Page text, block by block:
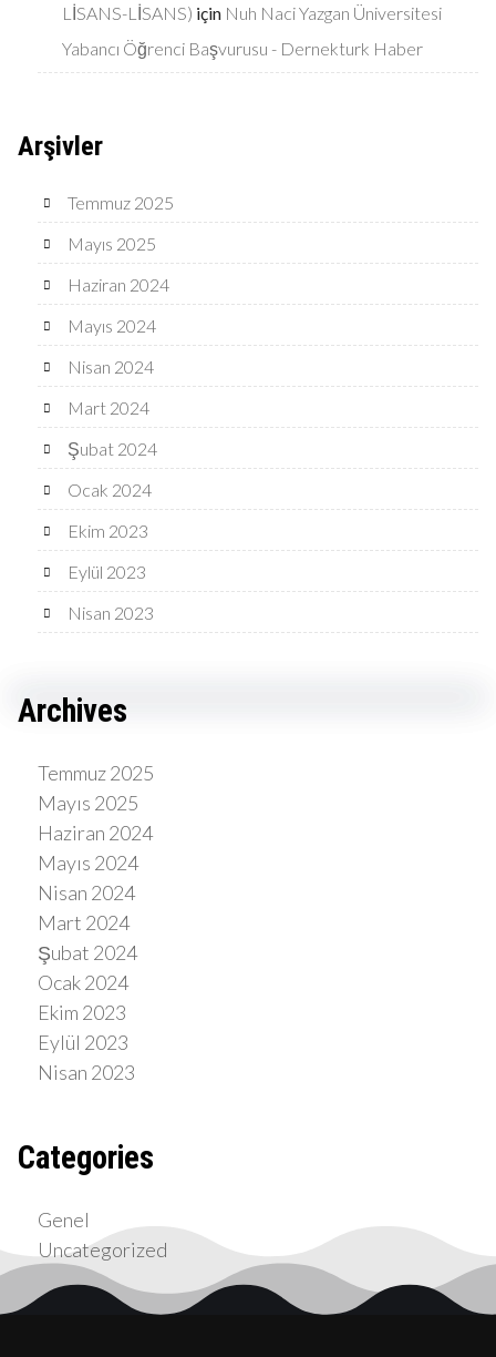
LİSANS-LİSANS) için Nuh Naci Yazgan Üniversitesi
Yabancı Öğrenci Başvurusu - Dernekturk Haber
Arşivler
Temmuz 2025
Mayıs 2025
Haziran 2024
Mayıs 2024
Nisan 2024
Mart 2024
Şubat 2024
Ocak 2024
Ekim 2023
Eylül 2023
Nisan 2023
Archives
Temmuz 2025
Mayıs 2025
Haziran 2024
Mayıs 2024
Nisan 2024
Mart 2024
Şubat 2024
Ocak 2024
Ekim 2023
Eylül 2023
Nisan 2023
Categories
Genel
Uncategorized